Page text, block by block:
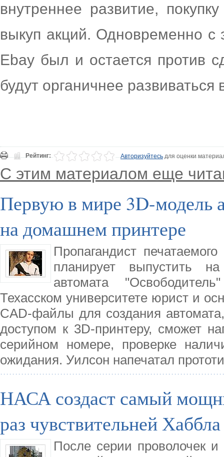
внутреннее развитие,
выкуп акций. Одновременно с
Ebay был и остается против
будут органичнее
Рейтинг: Авторизуйтесьдля оценки
С этим материалом еще
Первую в мире 3D-модель
на домашнем принтере
Пропагандист
планирует выпустить
автомата
Техасском университете юрист и
CAD-файлы для создания
доступом к 3D-принтеру, сможет
серийном номере, проверке
ожидания. Уилсон напечатал
НАСА создаст самый
раз чувствительней Хаббла
После серии проволочек